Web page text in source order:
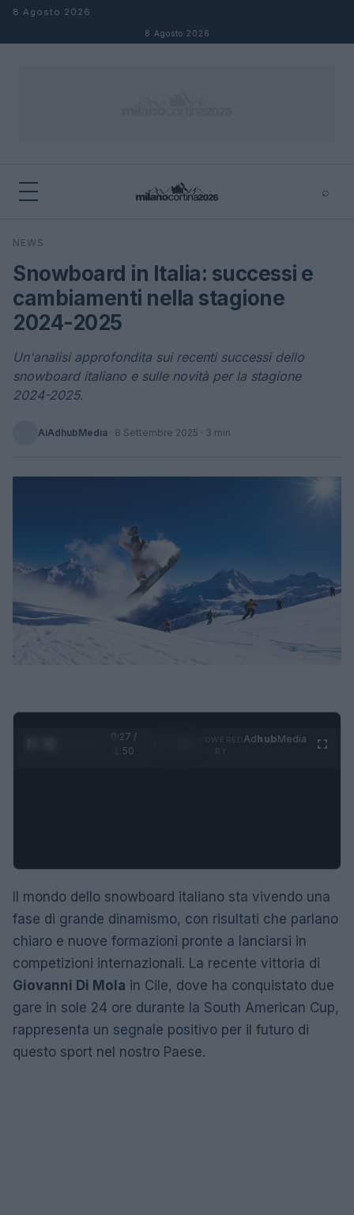
Salta al contenuto
8 Agosto 2026
8 Agosto 2026
⌕
Cerca
NEWS
Snowboard in Italia: successi e
cambiamenti nella stagione
2024-2025
Un'analisi approfondita sui recenti successi dello
snowboard italiano e sulle novità per la stagione
2024-2025.
AiAdhubMedia · 8 Settembre 2025 · 3 min
0:28 /
1:50
AdhubMedia
Il mondo dello snowboard italiano sta vivendo una
fase di grande dinamismo, con risultati che parlano
chiaro e nuove formazioni pronte a lanciarsi in
competizioni internazionali. La recente vittoria di
Giovanni Di Mola in Cile, dove ha conquistato due
gare in sole 24 ore durante la South American Cup,
rappresenta un segnale positivo per il futuro di
questo sport nel nostro Paese.